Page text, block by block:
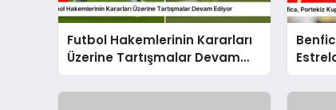
Futbol Hakemlerinin Kararları
Üzerine Tartışmalar Devam
Ediyor